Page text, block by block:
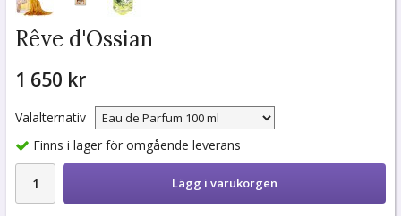
Rêve d'Ossian
1 650 kr
Valalternativ
Finns i lager för omgående leverans
Lägg i varukorgen